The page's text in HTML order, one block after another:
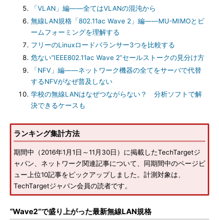
「VLAN」編――全てはVLANの混沌から
無線LAN規格「802.11ac Wave 2」編――MU-MIMOとビ
ームフォーミングを理解する
フリーのLinuxロードバランサー3つを比較する
危ない“IEEE802.11ac Wave 2”セールストークの見分け方
「NFV」編――ネットワーク機器の全てをサーバで代替
するNFVがなぜ普及しない
学校の無線LANはなぜつながらない？ 分析ソフトで解
決できるケースも
ランキング集計方法
期間中（2016年1月1日～11月30日）に掲載したTechTargetジ
ャパン、ネットワーク関連記事について、同期間中のページビ
ュー上位10記事をピックアップしました。計測対象は、
TechTargetジャパン会員の読者です。
“Wave2”で盛り上がった最新無線LAN規格